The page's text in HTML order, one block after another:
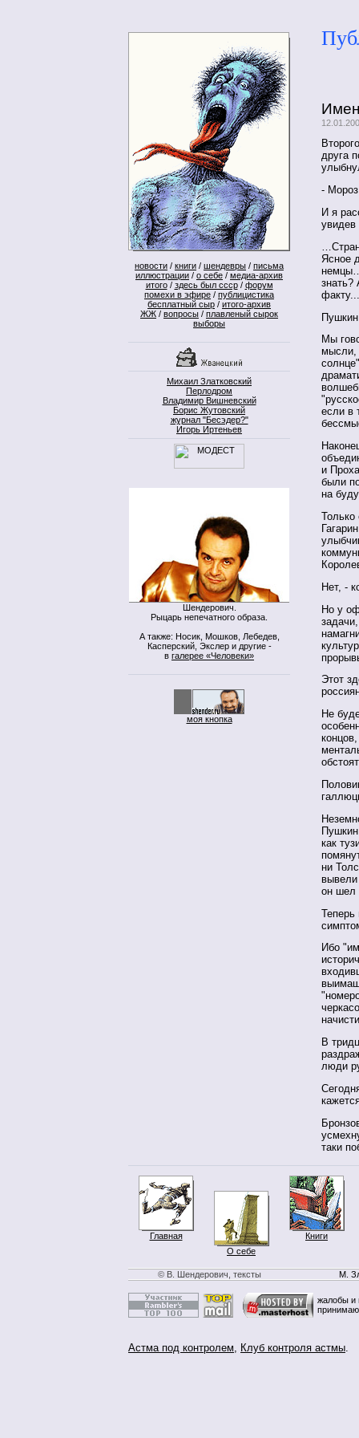
новости / книги / шендевры / письма
иллюстрации / о себе / медиа-архив
итого/ здесь был ссср/ форум
помехи в эфире / публицистика
бесплатный сыр / итого-архив
ЖЖ / вопросы / плавленый сырок
выборы
Михаил Златковский
Перлодром
Владимир Вишневский
Борис Жутовский
журнал "Бесэдер?"
Игорь Иртеньев
Шендерович.
Рыцарь непечатного образа.
А также: Носик, Мошков, Лебедев,
Касперский, Экслер и другие -
в галерее «Человеки»
моя кнопка
друга
-
И я
увидев
Ясное
знать?
факту...
Мы
мысли,
если в
и
были
на
Только
Нет, -
Но у
Этот
Не
как
ни
он шел
Теперь
Ибо
В
люди
таки
Главная
О себе
Книги
© В. Шендерович, тексты М.
жалобы и
Астма под контролем, Клуб контроля астмы.